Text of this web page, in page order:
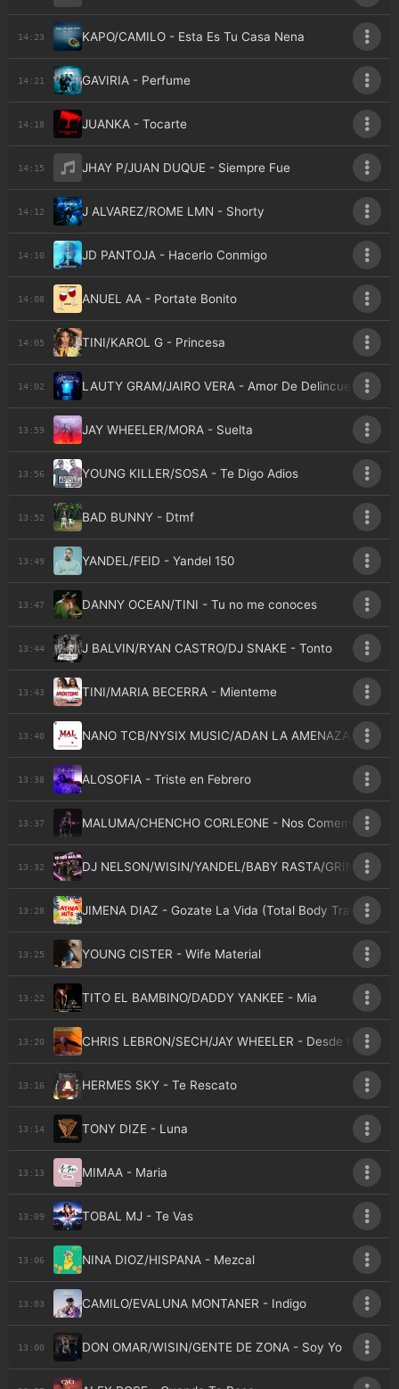
14:23 KAPO/CAMILO - Esta Es Tu Casa Nena
14:21 GAVIRIA - Perfume
14:18 JUANKA - Tocarte
14:15 JHAY P/JUAN DUQUE - Siempre Fue
14:12 J ALVAREZ/ROME LMN - Shorty
14:10 JD PANTOJA - Hacerlo Conmigo
14:08 ANUEL AA - Portate Bonito
14:05 TINI/KAROL G - Princesa
14:02 LAUTY GRAM/JAIRO VERA - Amor De Delincuencia
13:59 JAY WHEELER/MORA - Suelta
13:56 YOUNG KILLER/SOSA - Te Digo Adios
13:52 BAD BUNNY - Dtmf
13:49 YANDEL/FEID - Yandel 150
13:47 DANNY OCEAN/TINI - Tu no me conoces
13:44 J BALVIN/RYAN CASTRO/DJ SNAKE - Tonto
13:43 TINI/MARIA BECERRA - Mienteme
13:40 NANO TCB/NYSIX MUSIC/ADAN LA AMENAZA - Mal
13:38 ALOSOFIA - Triste en Febrero
13:37 MALUMA/CHENCHO CORLEONE - Nos Comemos Vivos
13:32 DJ NELSON/WISIN/YANDEL/BABY RASTA/GRINGO/
13:28 JIMENA DIAZ - Gozate La Vida (Total Body Training)
13:25 YOUNG CISTER - Wife Material
13:22 TITO EL BAMBINO/DADDY YANKEE - Mia
13:20 CHRIS LEBRON/SECH/JAY WHEELER - Desde Mis
13:16 HERMES SKY - Te Rescato
13:14 TONY DIZE - Luna
13:13 MIMAA - Maria
13:09 TOBAL MJ - Te Vas
13:06 NINA DIOZ/HISPANA - Mezcal
13:03 CAMILO/EVALUNA MONTANER - Indigo
13:00 DON OMAR/WISIN/GENTE DE ZONA - Soy Yo